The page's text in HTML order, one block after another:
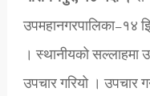
उपमहानगरपालिका–१४
। स्थानीयको सल्लाहमा
उपचार गरियो । उपचार